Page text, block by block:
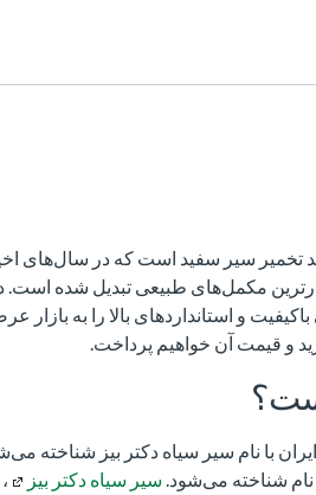
تخمیر سیر سفید است که در سال‌های
مکمل‌های طبیعی تبدیل شده است.
و استانداردهای بالا را به بازار
و قیمت آن خواهیم پرداخت.
با نام سیر سیاه دکتر بیز شناخته
شناخته می‌شود. سیر سیاه دکتر بیز